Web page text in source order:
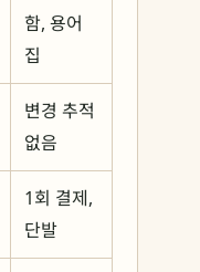
함, 용어
집
변경 추적
없음
1회 결제,
단발